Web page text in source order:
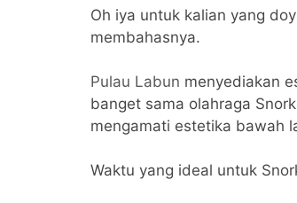
Oh iya untuk kalian yang
membahasnya.
Pulau Labun menyediakan
banget sama olahraga
mengamati estetika bawah
Waktu yang ideal untuk